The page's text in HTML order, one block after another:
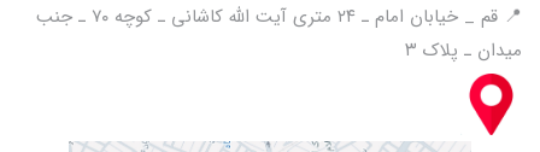
📍 قم _ خیابان امام ـ ۲۴ متری آیت الله کاشانی ـ کوچه ۷۰ ـ جنب
میدان ـ پلاک ۳